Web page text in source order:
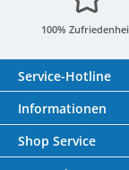
100%
Service-Hotline
Informationen
Shop Service